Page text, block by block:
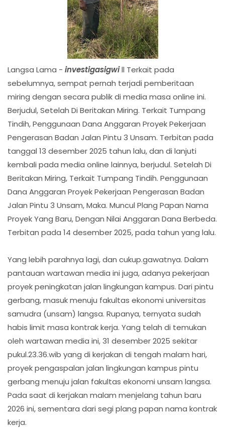
Langsa Lama - investigasigwill Terkait pada
sebelumnya, sempat pernah terjadi pemberitaan
miring dengan secara publik di media masa online ini.
Berjudul, Setelah Di Beritakan Miring. Terkait Tumpang
Tindih, Penggunaan Dana Anggaran Proyek Pekerjaan
Pengerasan Badan Jalan Pintu 3 Unsam. Terbitan pada
tanggal 13 desember 2025 tahun lalu, dan di lanjuti
kembali pada media online lainnya, berjudul. Setelah Di
Beritakan Miring, Terkait Tumpang Tindih. Penggunaan
Dana Anggaran Proyek Pekerjaan Pengerasan Badan
Jalan Pintu 3 Unsam, Maka. Muncul Plang Papan Nama
Proyek Yang Baru, Dengan Nilai Anggaran Dana Berbeda.
Terbitan pada 14 desember 2025, pada tahun yang lalu.
Yang lebih parahnya lagi, dan cukup.gawatnya. Dalam
pantauan wartawan media ini juga, adanya pekerjaan
proyek peningkatan jalan lingkungan kampus. Dari pintu
gerbang, masuk menuju fakultas ekonomi universitas
samudra (unsam) langsa. Rupanya, ternyata sudah
habis limit masa kontrak kerja. Yang telah di temukan
oleh wartawan media ini, 31 desember 2025 sekitar
pukul.23.36.wib yang di kerjakan di tengah malam hari,
proyek pengaspalan jalan lingkungan kampus pintu
gerbang menuju jalan fakultas ekonomi unsam langsa.
Pada saat di kerjakan malam menjelang tahun baru
2026 ini, sementara dari segi plang papan nama kontrak
kerja.